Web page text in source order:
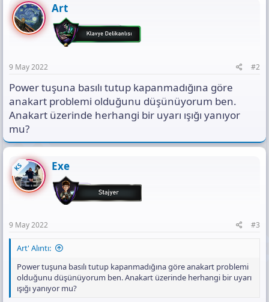
Art
9 May 2022 #2
Power tuşuna basılı tutup kapanmadığına göre
anakart problemi olduğunu düşünüyorum ben.
Anakart üzerinde herhangi bir uyarı ışığı yanıyor
mu?
KS Exe
9 May 2022 #3
Art' Alıntı:
Power tuşuna basılı tutup kapanmadığına göre anakart problemi
olduğunu düşünüyorum ben. Anakart üzerinde herhangi bir uyarı
ışığı yanıyor mu?